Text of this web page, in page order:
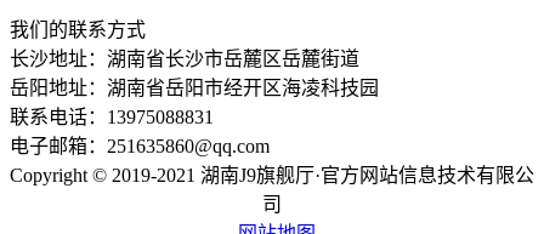
我们的联系方式
长沙地址：湖南省长沙市岳麓区岳麓街道
岳阳地址：湖南省岳阳市经开区海凌科技园
联系电话：13975088831
电子邮箱：251635860@qq.com
Copyright © 2019-2021 湖南J9旗舰厅·官方网站信息技术有限公
司